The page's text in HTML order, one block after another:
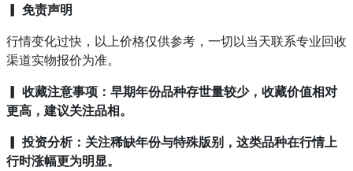
▎ 免责声明
行情变化过快，以上价格仅供参考，一切以当天联系专业回收
渠道实物报价为准。
▎ 收藏注意事项：早期年份品种存世量较少，收藏价值相对
更高，建议关注品相。
▎ 投资分析：关注稀缺年份与特殊版别，这类品种在行情上
行时涨幅更为明显。